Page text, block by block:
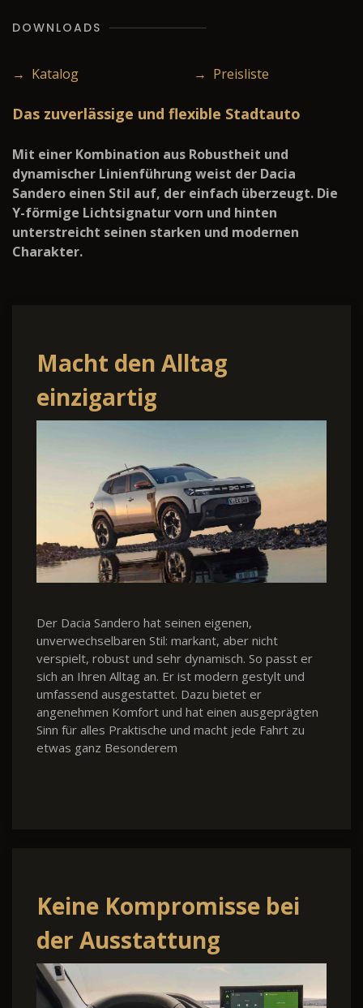
DOWNLOADS
→ Katalog → Preisliste
Das zuverlässige und flexible Stadtauto
Mit einer Kombination aus Robustheit und
dynamischer Linienführung weist der Dacia
Sandero einen Stil auf, der einfach überzeugt. Die
Y-förmige Lichtsignatur vorn und hinten
unterstreicht seinen starken und modernen
Charakter.
Macht den Alltag
einzigartig
Der Dacia Sandero hat seinen eigenen,
unverwechselbaren Stil: markant, aber nicht
verspielt, robust und sehr dynamisch. So passt er
sich an Ihren Alltag an. Er ist modern gestylt und
umfassend ausgestattet. Dazu bietet er
angenehmen Komfort und hat einen ausgeprägten
Sinn für alles Praktische und macht jede Fahrt zu
etwas ganz Besonderem
Keine Kompromisse bei
der Ausstattung